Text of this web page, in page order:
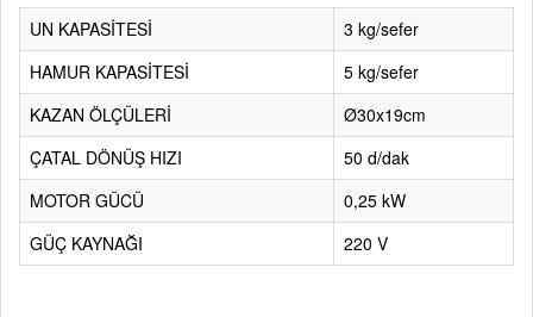
UN KAPASİTESİ
3 kg/sefer
HAMUR KAPASİTESİ
5 kg/sefer
KAZAN ÖLÇÜLERİ
Ø30x19cm
ÇATAL DÖNÜŞ HIZI
50 d/dak
MOTOR GÜCÜ
0,25 kW
GÜÇ KAYNAĞI
220 V